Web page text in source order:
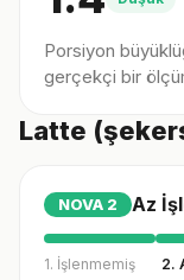
Porsiyon
gerçekçi bir
Latte
NOVA 2 Az
1. İşlenmemiş
2.